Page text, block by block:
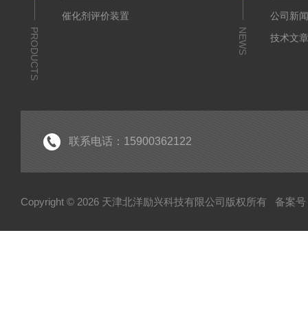
PRODUCTS
催化剂评价装置
NEWS
公司新
技术文
联系电话：15900362122
Copyright © 2026 天津北洋励兴科技有限公司版权所有 备案号